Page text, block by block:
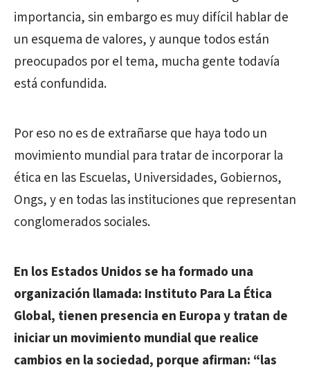
importancia, sin embargo es muy difícil hablar de
un esquema de valores, y aunque todos están
preocupados por el tema, mucha gente todavía
está confundida.
Por eso no es de extrañarse que haya todo un
movimiento mundial para tratar de incorporar la
ética en las Escuelas, Universidades, Gobiernos,
Ongs, y en todas las instituciones que representan
conglomerados sociales.
En los Estados Unidos se ha formado una
organización llamada: Instituto Para La Ética
Global, tienen presencia en Europa y tratan de
iniciar un movimiento mundial que realice
cambios en la sociedad, porque afirman: “las